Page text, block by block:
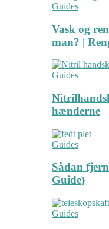
Guides
Vask og
man? |
Guides
hænderne
Guides
Sådan
Guide)
Guides